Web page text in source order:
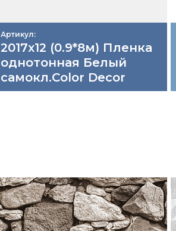
Артикул:
2017х12 (0.9*8м) Пленка
однотонная Белый
самокл.Color Decor